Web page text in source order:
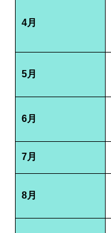
4月
5月
6月
7月
8月